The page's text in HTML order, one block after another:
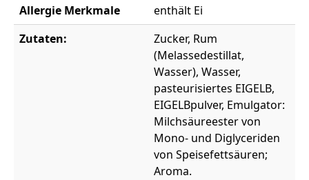
Allergie Merkmale
enthält Ei
Zutaten:
Zucker, Rum
(Melassedestillat,
Wasser), Wasser,
pasteurisiertes EIGELB,
EIGELBpulver, Emulgator:
Milchsäureester von
Mono- und Diglyceriden
von Speisefettsäuren;
Aroma.